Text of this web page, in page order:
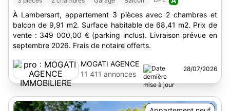
À Lambersart, appartement 3 pièces avec 2 chambres et
balcon de 9,91 m2. Surface habitable de 68,41 m2. Prix de
vente : 349 000,00 € (parking inclus). Livraison prévue en
septembre 2026. Frais de notaire offerts.
MOGATI AGENCE
IMMOBILIERE
11 411 annonces
28/07/2026